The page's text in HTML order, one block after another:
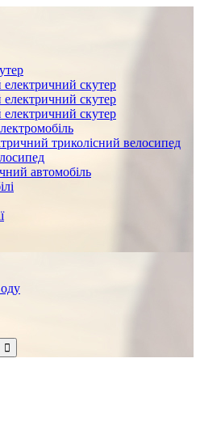
електричний скутер
електричний скутер
електричний скутер
триколісний велосипед
автомобіль